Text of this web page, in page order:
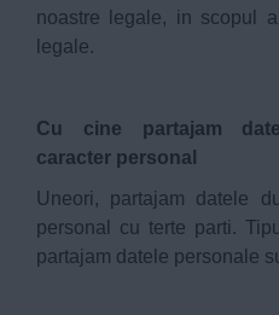
noastre legale, in scopul
legale.
Cu cine partajam
caracter personal
Uneori, partajam datele
personal cu terte parti.
partajam datele personale